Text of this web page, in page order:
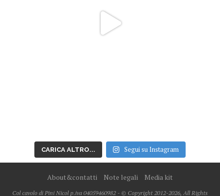
CARICA ALTRO... Segui su Instagram
About&contatti Note legali Media kit
Col cavolo di Pini Nicol p.iva 04059460982 - © Copyright 2012-2026, All Rights